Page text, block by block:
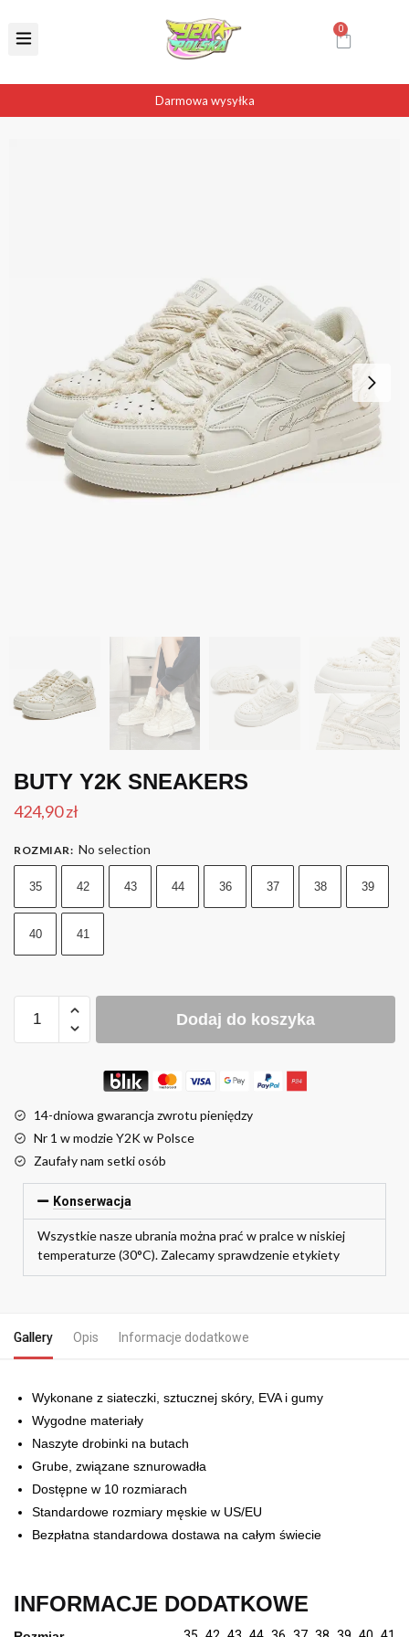
Darmowa wysyłka
BUTY Y2K SNEAKERS
424,90zł
ROZMIAR: No selection
35 42 43 44 36 37 38 39
40 41
Dodaj do koszyka
14-dniowa gwarancja zwrotu pieniędzy
Nr 1 w modzie Y2K w Polsce
Zaufały nam setki osób
Konserwacja
Wszystkie nasze ubrania można prać w pralce w niskiej
temperaturze (30°C). Zalecamy sprawdzenie etykiety
Gallery Opis Informacje dodatkowe
Wykonane z siateczki, sztucznej skóry, EVA i gumy
Wygodne materiały
Naszyte drobinki na butach
Grube, związane sznurowadła
Dostępne w 10 rozmiarach
Standardowe rozmiary męskie w US/EU
Bezpłatna standardowa dostawa na całym świecie
INFORMACJE DODATKOWE